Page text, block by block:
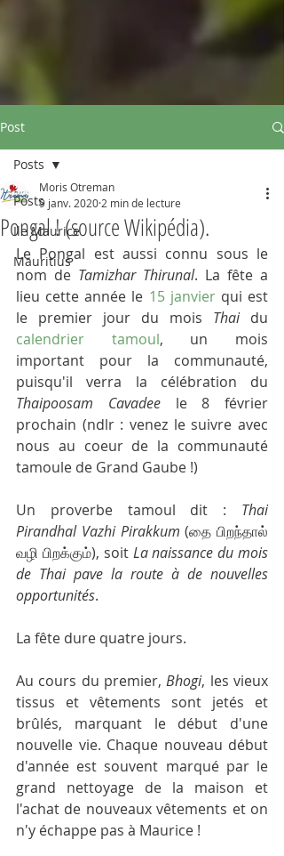
Post
Posts
Ile Maurice
Mauritius
Posts
Pongal ! (source Wikipédia).
Moris Otreman
9 janv. 2020 2 min de lecture
Le Pongal est aussi connu sous le
nom de Tamizhar Thirunal. La fête a
lieu cette année le 15 janvier qui est
le premier jour du mois Thai
calendrier tamoul, un mois
important pour la communauté,
Thaipoosam Cavadee le 8 février
prochain (ndlr : venez le suivre avec
nous au coeur de la communauté
tamoule de Grand Gaube !)
Un proverbe tamoul dit : Thai
Pirandhal Vazhi Pirakkum (தை பிறந்தால்
வழி பிறக்கும்), soit La naissance du mois
de Thai pave la route à de nouvelles
opportunités.
La fête dure quatre jours.
Au cours du premier, Bhogi, les vieux
tissus et vêtements sont jetés et
brûlés, marquant le début d'une
nouvelle vie. Chaque nouveau début
d'année est souvent marqué par le
grand nettoyage de la maison et
l'achat de nouveaux vêtements et on
n'y échappe pas à Maurice !